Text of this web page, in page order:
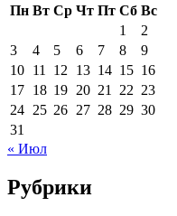
Пн Вт Ср Чт Пт Сб Вс
1
2
3
4 5 6 7 8
9
10 11 12 13 14 15 16
17 18 19 20 21 22 23
24 25 26 27 28 29 30
31
« Июл
Рубрики